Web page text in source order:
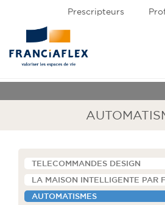
Prescripteurs
TELECOMMANDES DESIGN
LA MAISON INTELLIGENTE PAR
AUTOMATISMES